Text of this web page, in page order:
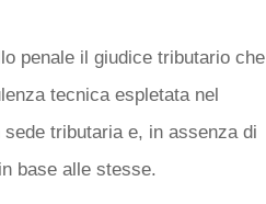
penale il giudice tributario che
tecnica espletata nel
tributaria e, in assenza di
base alle stesse.